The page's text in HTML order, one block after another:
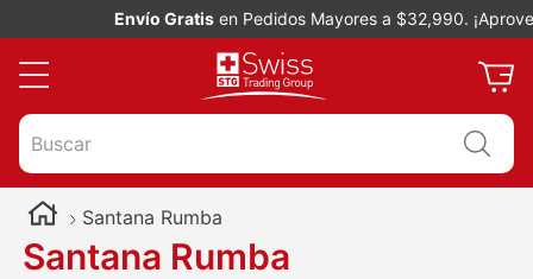
Envío Gratisen Pedidos Mayores a $32,990.
Buscar
Santana Rumba
Santana Rumba